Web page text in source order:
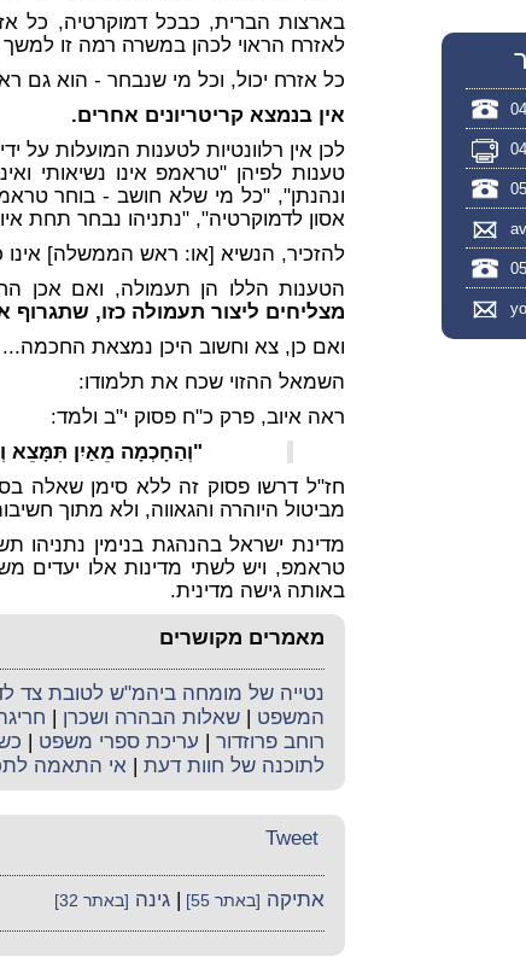
בארצות הברית, כבכל דמוקרטיה, כל
לאזרח הראוי לכהן במשרה רמה זו
כל אזרח יכול, וכל מי שנבחר - הוא גם
אין בנמצא קריטריונים אחרים.
לכן אין רלוונטיות לטענות המועלות על
טענות לפיהן "טראמפ אינו נשיאותי
ונהנתן", "כל מי שלא חושב - בוחר
אסון לדמוקרטיה", "נתניהו נבחר תחת
להזכיר, הנשיא [או: ראש הממשלה] אינו
הטענות הללו הן תעמולה, ואם אכן
מצליחים ליצור תעמולה כזו,
ואם כן, צא וחשוב היכן נמצאת החכמה...
השמאל ההזוי שכח את תלמודו:
ראה איוב, פרק כ"ח פסוק י"ב ולמד:
"וְהַחָכְמָה מֵאַיִן תִּמָּצֵא
חז"ל דרשו פסוק זה ללא סימן שאלה
מביטול היוהרה והגאווה, ולא מתוך
מדינת ישראל בהנהגת בנימין
טראמפ, ויש לשתי מדינות אלו יעדים
באותה גישה מדינית.
מאמרים מקושרים
נטייה של מומחה ביהמ"ש לטובת צד
המשפט | שאלות הבהרה ושכרן |
רוחב פרוזדור | עריכת ספרי משפט |
לתוכנה של חוות דעת | אי התאמה
Tweet
אתיקה [באתר 55] | גינה [באתר 32]